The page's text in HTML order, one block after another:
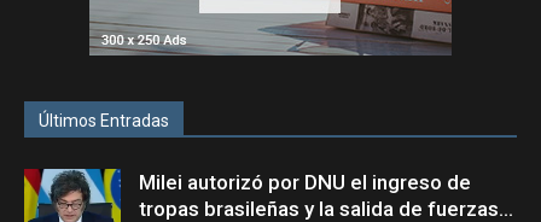
Últimos Entradas
Milei autorizó por DNU el ingreso de
tropas brasileñas y la salida de fuerzas...